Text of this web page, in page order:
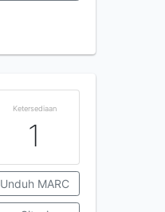
Ketersediaan
1
Unduh MARC